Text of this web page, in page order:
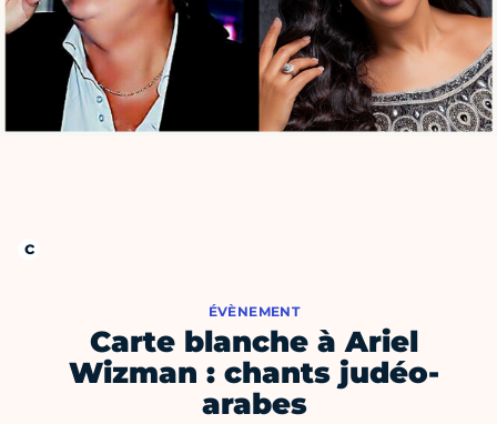
ÉVÈNEMENT
Carte blanche à Ariel
Wizman : chants judéo-
arabes